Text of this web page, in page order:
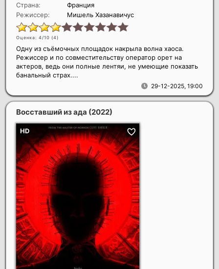
Страна:
Франция
Режиссер:
Мишель Хазанавичус
Оценка: 4/10 (4)
29-12-2025, 19:00
Одну из съёмочных площадок накрыла волна хаоса.
Режиссер и по совместительству оператор орет на
актеров, ведь они полные лентяи, не умеющие показать
банальный страх....
Восставший из ада (2022)